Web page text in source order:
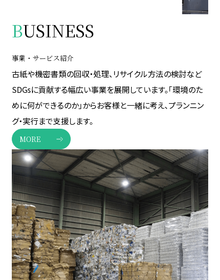
BUSINESS
事業・サービス紹介
古紙や機密書類の回収・処理、リサイクル方法の検討など
SDGsに貢献する幅広い事業を展開しています。「環境のた
めに何ができるのか」からお客様と一緒に考え、プランニン
グ・実行まで支援します。
MORE